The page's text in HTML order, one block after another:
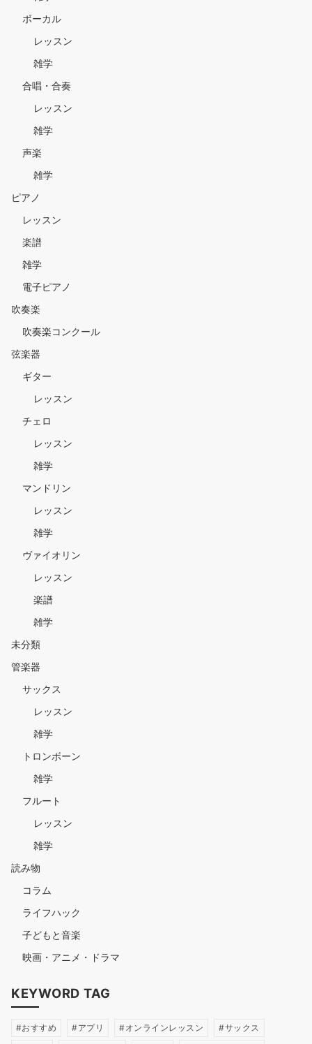
ボーカル
レッスン
雑学
合唱・合奏
レッスン
雑学
声楽
雑学
ピアノ
レッスン
楽譜
雑学
電子ピアノ
吹奏楽
吹奏楽コンクール
弦楽器
ギター
レッスン
チェロ
レッスン
雑学
マンドリン
レッスン
雑学
ヴァイオリン
レッスン
楽譜
雑学
未分類
管楽器
サックス
レッスン
雑学
トロンボーン
雑学
フルート
レッスン
雑学
読み物
コラム
ライフハック
子どもと音楽
映画・アニメ・ドラマ
KEYWORD TAG
おすすめ アプリ オンラインレッスン
サックス